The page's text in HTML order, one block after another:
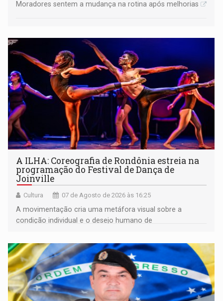
Moradores sentem a mudança na rotina após melhorias
A ILHA: Coreografia de Rondônia estreia na
programação do Festival de Dança de
Joinville
Cultura 07 de Agosto de 2026 às 16:25
A movimentação cria uma metáfora visual sobre a
condição individual e o desejo humano de